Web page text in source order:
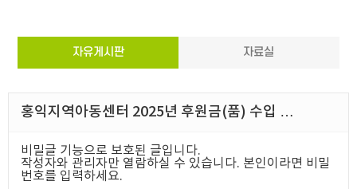
자유게시판 자료실
홍익지역아동센터 2025년 후원금(품) 수입 …
비밀글 기능으로 보호된 글입니다.
작성자와 관리자만 열람하실 수 있습니다. 본인이라면 비밀
번호를 입력하세요.